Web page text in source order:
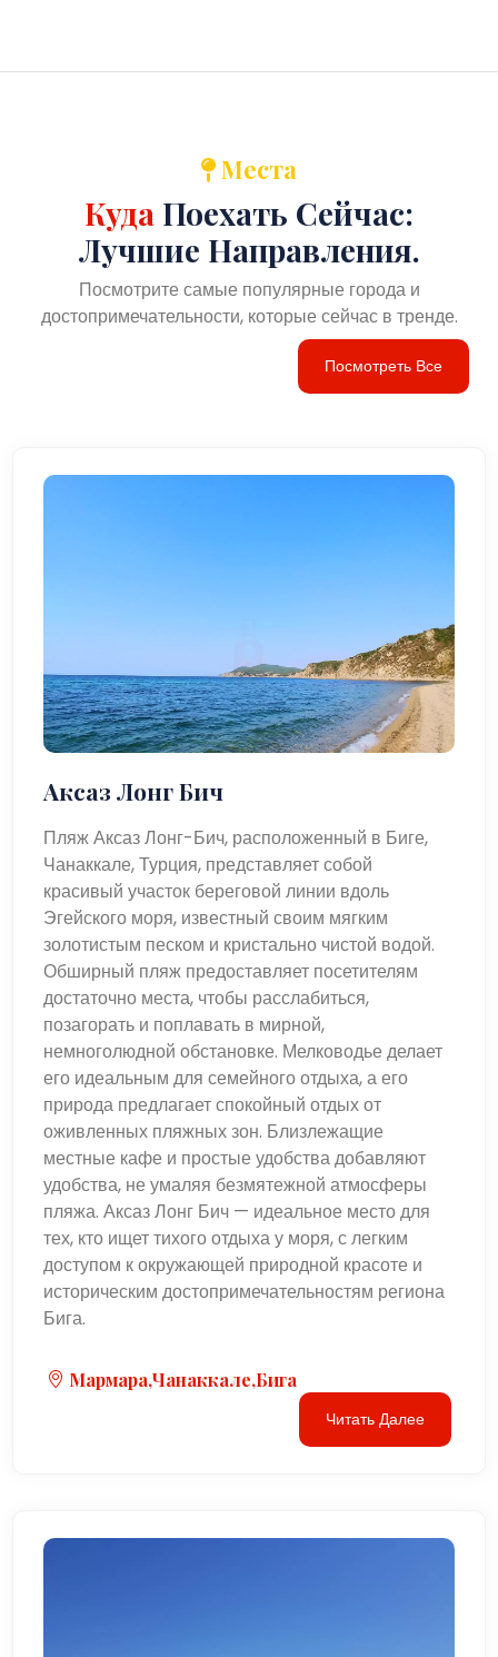
Места
Куда Поехать Сейчас:
Лучшие Направления.
Посмотрите самые популярные города и
достопримечательности, которые сейчас в тренде.
Посмотреть Все
Аксаз Лонг Бич
Пляж Аксаз Лонг-Бич, расположенный в Биге,
Чанаккале, Турция, представляет собой
красивый участок береговой линии вдоль
Эгейского моря, известный своим мягким
золотистым песком и кристально чистой водой.
Обширный пляж предоставляет посетителям
достаточно места, чтобы расслабиться,
позагорать и поплавать в мирной,
немноголюдной обстановке. Мелководье делает
его идеальным для семейного отдыха, а его
природа предлагает спокойный отдых от
оживленных пляжных зон. Близлежащие
местные кафе и простые удобства добавляют
удобства, не умаляя безмятежной атмосферы
пляжа. Аксаз Лонг Бич — идеальное место для
тех, кто ищет тихого отдыха у моря, с легким
доступом к окружающей природной красоте и
историческим достопримечательностям региона
Бига.
Мармара,Чанаккале,Бига
Читать Далее